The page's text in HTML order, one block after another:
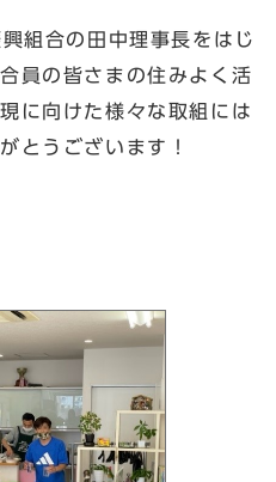
組合の田中理事長をはじ
員の皆さまの住みよく活
に向けた様々な取組には
とうございます！